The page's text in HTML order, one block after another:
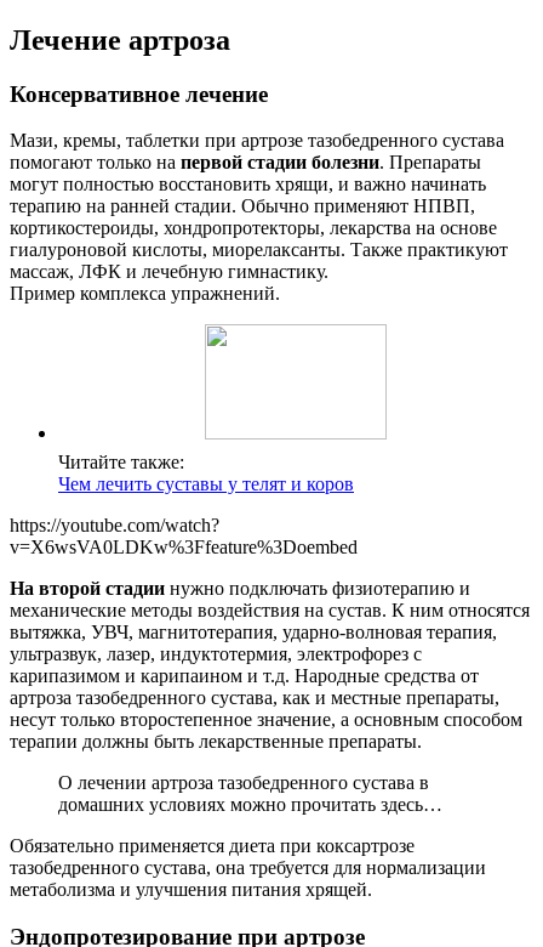
Лечение артроза
Консервативное лечение
Мази, кремы, таблетки при артрозе тазобедренного сустава
помогают только на первой стадии болезни. Препараты
могут полностью восстановить хрящи, и важно начинать
терапию на ранней стадии. Обычно применяют НПВП,
кортикостероиды, хондропротекторы, лекарства на основе
гиалуроновой кислоты, миорелаксанты. Также практикуют
массаж, ЛФК и лечебную гимнастику.
Пример комплекса упражнений.
Читайте также:
Чем лечить суставы у телят и коров
https://youtube.com/watch?
v=X6wsVA0LDKw%3Ffeature%3Doembed
На второй стадии нужно подключать физиотерапию и
механические методы воздействия на сустав. К ним относятся
вытяжка, УВЧ, магнитотерапия, ударно-волновая терапия,
ультразвук, лазер, индуктотермия, электрофорез с
карипазимом и карипаином и т.д. Народные средства от
артроза тазобедренного сустава, как и местные препараты,
несут только второстепенное значение, а основным способом
терапии должны быть лекарственные препараты.
О лечении артроза тазобедренного сустава в
домашних условиях можно прочитать здесь…
Обязательно применяется диета при коксартрозе
тазобедренного сустава, она требуется для нормализации
метаболизма и улучшения питания хрящей.
Эндопротезирование при артрозе